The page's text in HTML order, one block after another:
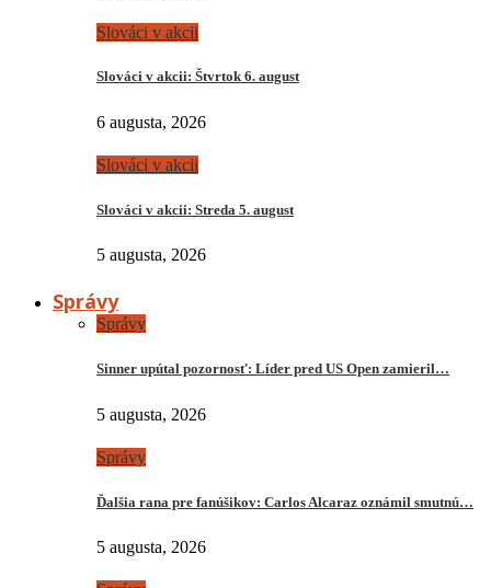
Slováci v akcii
Slováci v akcii: Štvrtok 6. august
6 augusta, 2026
Slováci v akcii
Slováci v akcii: Streda 5. august
5 augusta, 2026
Správy
Správy
Sinner upútal pozornosť: Líder pred US Open zamieril…
5 augusta, 2026
Správy
Ďalšia rana pre fanúšikov: Carlos Alcaraz oznámil smutnú…
5 augusta, 2026